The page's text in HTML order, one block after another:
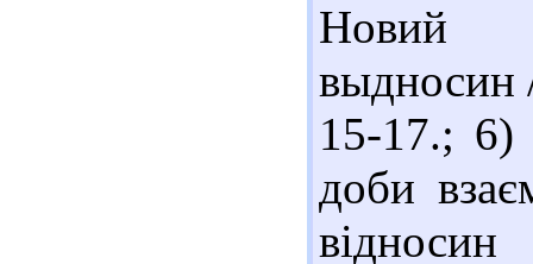
Новий
15-17.; 6)
доби